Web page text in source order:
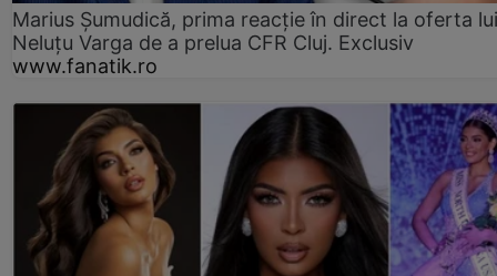
Marius Șumudică, prima reacție în direct la oferta lui
Neluțu Varga de a prelua CFR Cluj. Exclusiv
www.fanatik.ro